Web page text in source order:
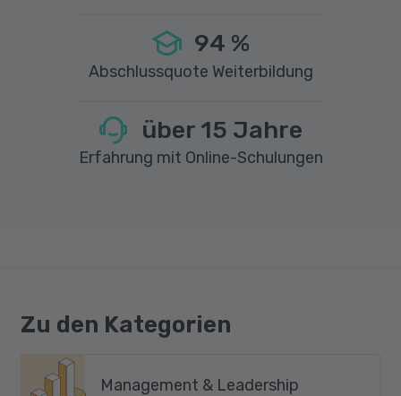
94 %
Abschlussquote Weiterbildung
über 15 Jahre
Erfahrung mit Online-Schulungen
Zu den Kategorien
Management & Leadership